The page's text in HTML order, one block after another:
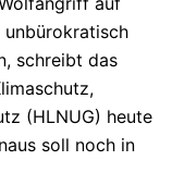
unbürokratisch
schreibt das
(HLNUG) heute
soll noch in